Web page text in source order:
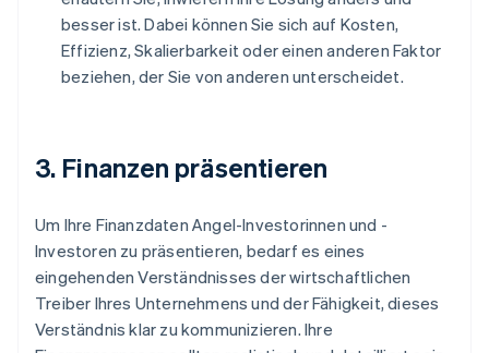
besser ist. Dabei können Sie sich auf Kosten,
Effizienz, Skalierbarkeit oder einen anderen Faktor
beziehen, der Sie von anderen unterscheidet.
3. Finanzen präsentieren
Um Ihre Finanzdaten Angel-Investorinnen und -
Investoren zu präsentieren, bedarf es eines
eingehenden Verständnisses der wirtschaftlichen
Treiber Ihres Unternehmens und der Fähigkeit, dieses
Verständnis klar zu kommunizieren. Ihre